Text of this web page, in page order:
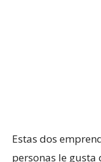
Estas dos
personas le gusta